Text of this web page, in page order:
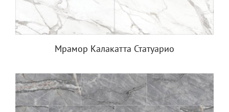
Мрамор Калакатта Статуарио